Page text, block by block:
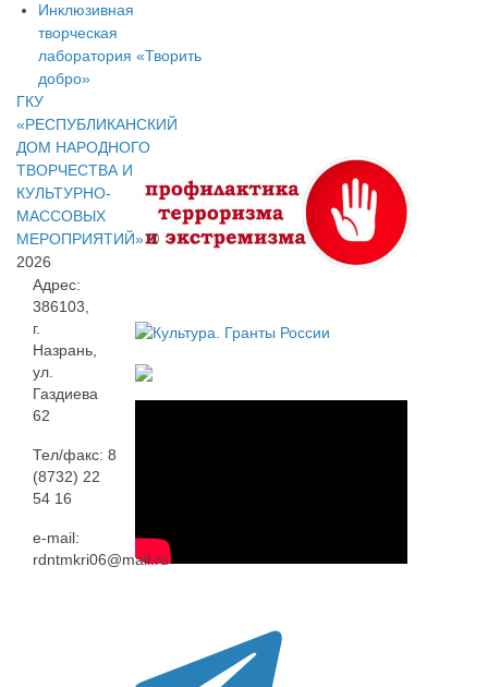
Инклюзивная
творческая
лаборатория «Творить
добро»
ГКУ
«РЕСПУБЛИКАНСКИЙ
ДОМ НАРОДНОГО
ТВОРЧЕСТВА И
КУЛЬТУРНО-
МАССОВЫХ
МЕРОПРИЯТИЙ»©
2026
Адрес:
386103,
г.
Назрань,
ул.
Газдиева
62
Тел/факс: 8
(8732) 22
54 16
e-mail:
rdntmkri06@mail.ru